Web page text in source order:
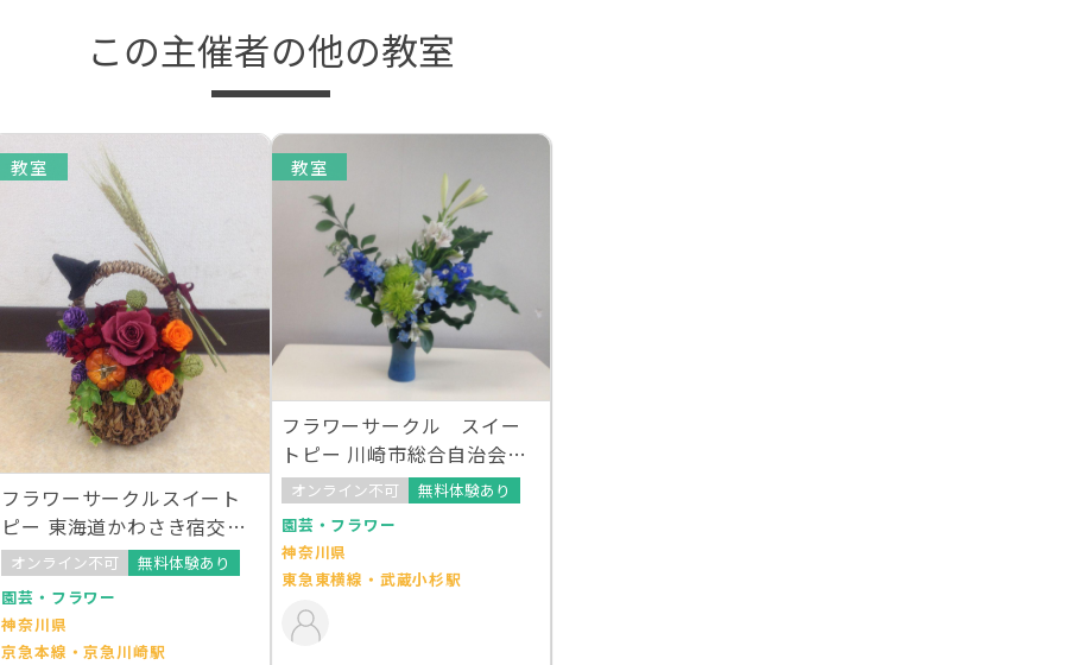
この主催者の他の教室
教室
フラワーサークルスイート
ピー 東海道かわさき宿交流
館教室
オンライン不可
無料体験あり
園芸・フラワー
神奈川県
京急本線・京急川崎駅
教室
フラワーサークル スイー
トピー 川崎市総合自治会館
教室
オンライン不可
無料体験あり
園芸・フラワー
神奈川県
東急東横線・武蔵小杉駅